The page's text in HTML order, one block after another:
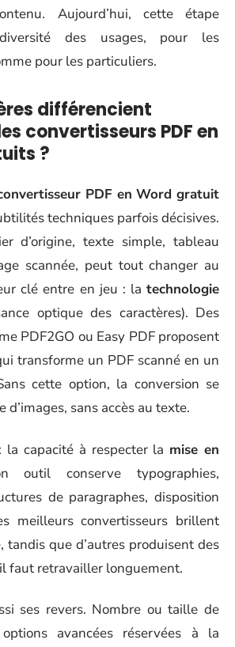
Aujourd’hui, cette étape
des usages, pour les
pour les particuliers.
différencient
convertisseurs PDF en
?
PDF en Word gratuit
techniques parfois décisives.
d’origine, texte simple, tableau
scannée, peut tout changer au
clé entre en jeu : la technologie
optique des caractères). Des
PDF2GO ou Easy PDF proposent
transforme un PDF scanné en un
cette option, la conversion se
d’images, sans accès au texte.
capacité à respecter la mise en
conserve typographies,
de paragraphes, disposition
meilleurs convertisseurs brillent
tandis que d’autres produisent des
faut retravailler longuement.
ses revers. Nombre ou taille de
avancées réservées à la